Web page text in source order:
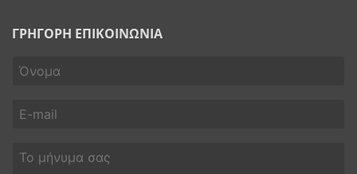
ΓΡΗΓΟΡΗ ΕΠΙΚΟΙΝΩΝΙΑ